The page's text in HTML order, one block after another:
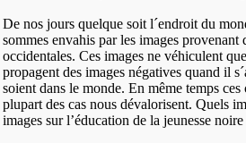
De nos jours quelque soit l´endroit du
sommes envahis par les images provenant
occidentales. Ces images ne véhiculent
propagent des images négatives quand il
soient dans le monde. En même temps
plupart des cas nous dévalorisent. Quels
images sur l’éducation de la jeunesse noire